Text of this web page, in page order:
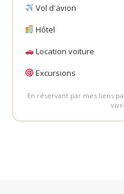
Vol d'avion
Hôtel
Location voiture
Excursions
En réservant par mes liens